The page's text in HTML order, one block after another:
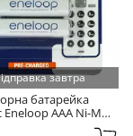
завтра
батарейка
Eneloop AAA Ni-MH
(BK-4MCCE/3DE)